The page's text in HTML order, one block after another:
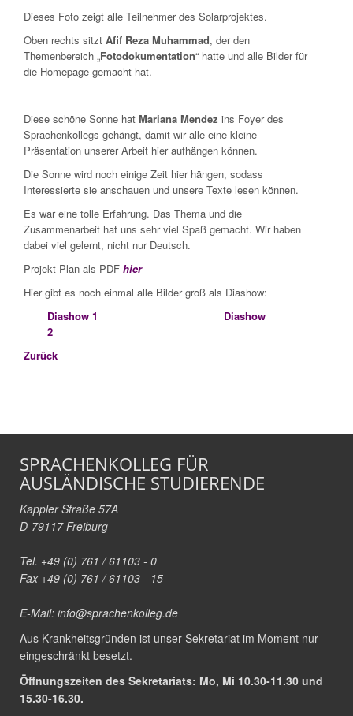
Dieses Foto zeigt alle Teilnehmer des Solarprojektes.
Oben rechts sitzt Afif Reza Muhammad, der den
Themenbereich „Fotodokumentation“ hatte und alle Bilder für
die Homepage gemacht hat.
Diese schöne Sonne hat Mariana Mendez ins Foyer des
Sprachenkollegs gehängt, damit wir alle eine kleine
Präsentation unserer Arbeit hier aufhängen können.
Die Sonne wird noch einige Zeit hier hängen, sodass
Interessierte sie anschauen und unsere Texte lesen können.
Es war eine tolle Erfahrung. Das Thema und die
Zusammenarbeit hat uns sehr viel Spaß gemacht. Wir haben
dabei viel gelernt, nicht nur Deutsch.
Projekt-Plan als PDF hier
Hier gibt es noch einmal alle Bilder groß als Diashow:
Diashow 1
Diashow
2
Zurück
SPRACHENKOLLEG FÜR
AUSLÄNDISCHE STUDIERENDE
Kappler Straße 57A
D-79117 Freiburg
Tel. +49 (0) 761 / 61103 - 0
Fax +49 (0) 761 / 61103 - 15
E-Mail: info@sprachenkolleg.de
Aus Krankheitsgründen ist unser Sekretariat im Moment nur
eingeschränkt besetzt.
Öffnungszeiten des Sekretariats: Mo, Mi 10.30-11.30 und
15.30-16.30.